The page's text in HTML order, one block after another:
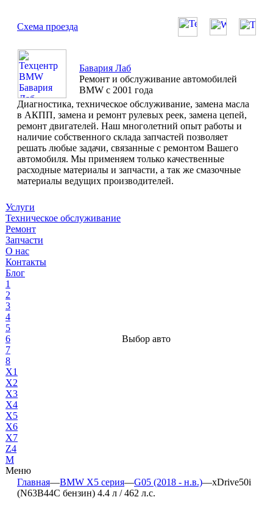
Схема проезда
Бавария Лаб
Ремонт и обслуживание автомобилей
BMW с 2001 года
Диагностика, техническое обслуживание, замена масла
в АКПП, замена и ремонт рулевых реек, замена цепей,
ремонт двигателей. Наш многолетний опыт работы и
наличие собственного склада запчастей позволяет
решать любые задачи, связанные с ремонтом Вашего
автомобиля. Мы применяем только качественные
расходные материалы и запчасти, а так же смазочные
материалы ведущих производителей.
Услуги
Техническое обслуживание
Ремонт
Запчасти
О нас
Контакты
Блог
1
2
3
4
5
6
7
8
X1
X2
X3
X4
X5
X6
X7
Z4
М
Меню
Выбор авто
Главная—BMW X5 серия—G05 (2018 - н.в.)—xDrive50i
(N63B44C бензин) 4.4 л / 462 л.с.